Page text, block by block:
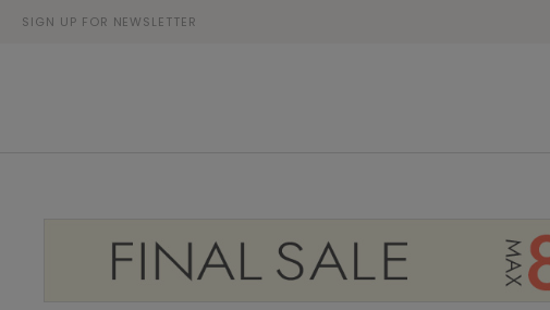
SIGN UP FOR NEWSLETTER